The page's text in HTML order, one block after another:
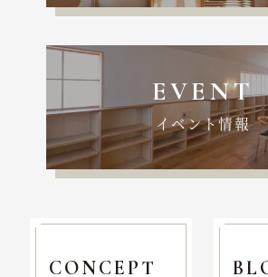
EVENT
イベント情報
CONCEPT